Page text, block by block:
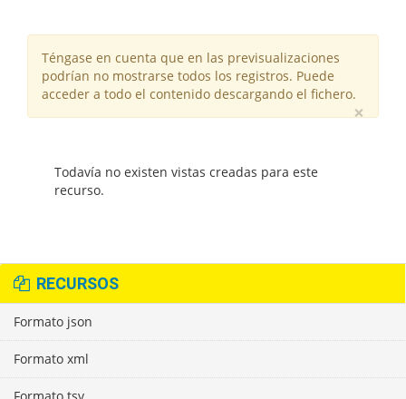
Téngase en cuenta que en las previsualizaciones
podrían no mostrarse todos los registros. Puede
acceder a todo el contenido descargando el fichero.
×
Todavía no existen vistas creadas para este
recurso.
RECURSOS
Formato json
Formato xml